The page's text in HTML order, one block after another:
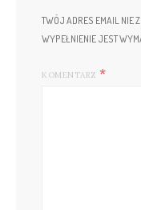
TWÓJ ADRES EMAIL NIE
WYPEŁNIENIE JEST
KOMENTARZ